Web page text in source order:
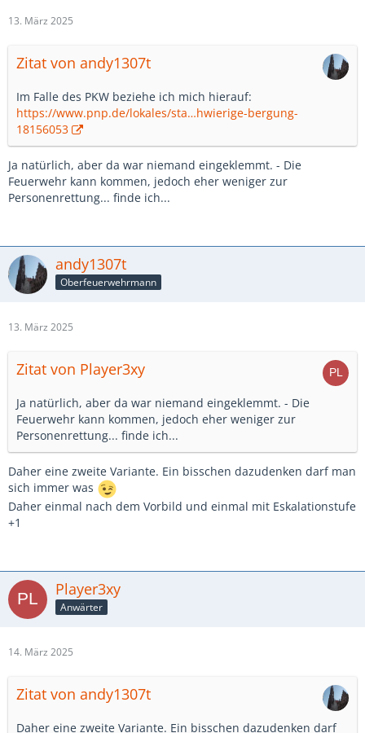
13. März 2025
Zitat von andy1307t
Im Falle des PKW beziehe ich mich hierauf:
https://www.pnp.de/lokales/sta…hwierige-bergung-
18156053
Ja natürlich, aber da war niemand eingeklemmt. - Die
Feuerwehr kann kommen, jedoch eher weniger zur
Personenrettung... finde ich...
andy1307t
Oberfeuerwehrmann
13. März 2025
Zitat von Player3xy
Ja natürlich, aber da war niemand eingeklemmt. - Die
Feuerwehr kann kommen, jedoch eher weniger zur
Personenrettung... finde ich...
Daher eine zweite Variante. Ein bisschen dazudenken darf man
sich immer was
Daher einmal nach dem Vorbild und einmal mit Eskalationstufe
+1
Player3xy
Anwärter
14. März 2025
Zitat von andy1307t
Daher eine zweite Variante. Ein bisschen dazudenken darf